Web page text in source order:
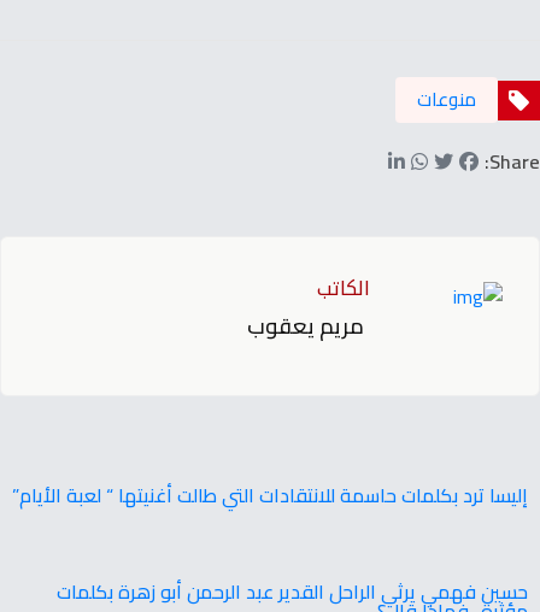
منوعات
Share:
الكاتب
مريم يعقوب
إليسا ترد بكلمات حاسمة للانتقادات التي طالت أغنيتها “ لعبة الأيام”
حسين فهمي يرثي الراحل القدير عبد الرحمن أبو زهرة بكلمات